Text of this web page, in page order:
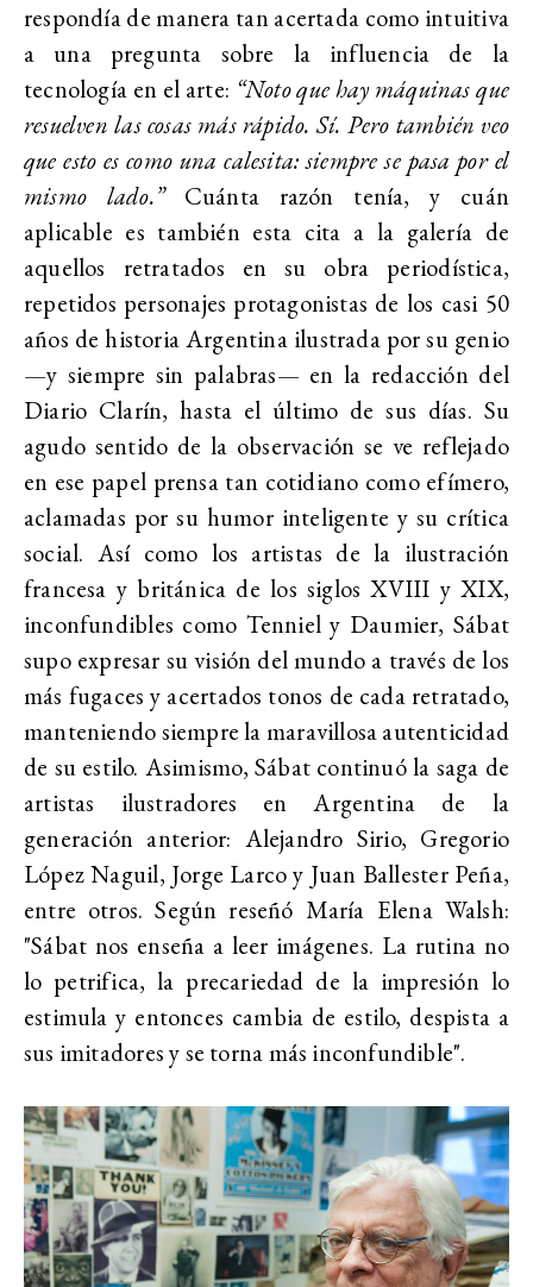
respondía de manera tan acertada como intuitiva
a una pregunta sobre la influencia de la
tecnología en el arte: “Noto que hay máquinas que
resuelven las cosas más rápido. Sí. Pero también veo
que esto es como una calesita: siempre se pasa por el
mismo lado.”Cuánta razón tenía, y cuán
aplicable es también esta cita a la galería de
aquellos retratados en su obra periodística,
repetidos personajes protagonistas de los casi 50
años de historia Argentina ilustrada por su genio
—y siempre sin palabras— en la redacción del
Diario Clarín, hasta el último de sus días. Su
agudo sentido de la observación se ve reflejado
en ese papel prensa tan cotidiano como efímero,
aclamadas por su humor inteligente y su crítica
social. Así como los artistas de la ilustración
francesa y británica de los siglos XVIII y XIX,
inconfundibles como Tenniel y Daumier, Sábat
supo expresar su visión del mundo a través de los
más fugaces y acertados tonos de cada retratado,
manteniendo siempre la maravillosa autenticidad
de su estilo. Asimismo, Sábat continuó la saga de
artistas ilustradores en Argentina de la
generación anterior: Alejandro Sirio, Gregorio
López Naguil, Jorge Larco y Juan Ballester Peña,
entre otros. Según reseñó María Elena Walsh:
"Sábat nos enseña a leer imágenes. La rutina no
lo petrifica, la precariedad de la impresión lo
estimula y entonces cambia de estilo, despista a
sus imitadores y se torna más inconfundible".